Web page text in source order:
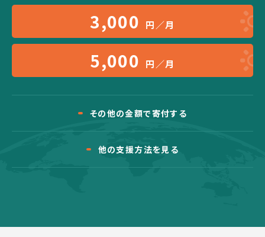
3,000 円／月
5,000 円／月
その他の金額で寄付する
他の支援方法を見る